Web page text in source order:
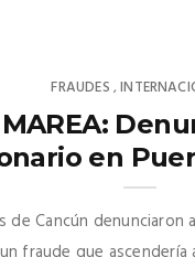
FRAUDES ,
MAREA:
en
de Cancún denunciaron